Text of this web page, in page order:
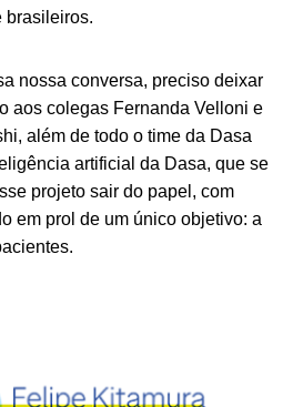
brasileiros.
nossa conversa, preciso deixar
aos colegas Fernanda Velloni e
além de todo o time da Dasa
artificial da Dasa, que se
projeto sair do papel, com
em prol de um único objetivo: a